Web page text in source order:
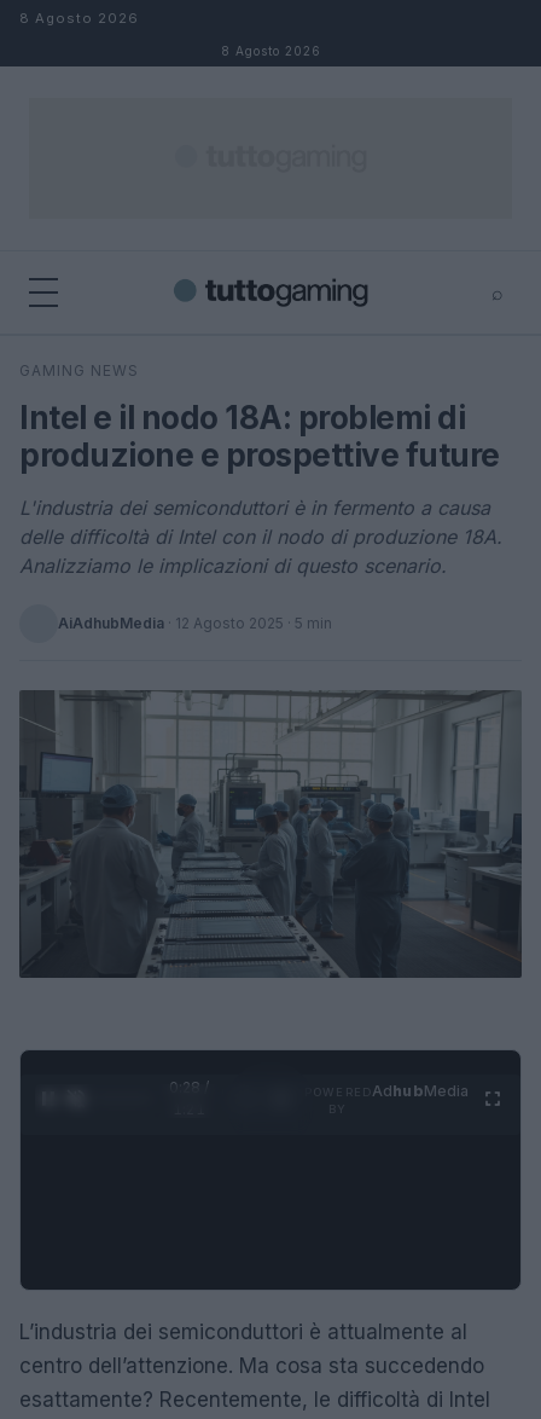
Salta al contenuto
8 Agosto 2026
8 Agosto 2026
⌕
Cerca
GAMING NEWS
Intel e il nodo 18A: problemi di
produzione e prospettive future
L'industria dei semiconduttori è in fermento a causa
delle difficoltà di Intel con il nodo di produzione 18A.
Analizziamo le implicazioni di questo scenario.
AiAdhubMedia · 12 Agosto 2025 · 5 min
0:29 /
AdhubMedia
L’industria dei semiconduttori è attualmente al
centro dell’attenzione. Ma cosa sta succedendo
esattamente? Recentemente, le difficoltà di Intel